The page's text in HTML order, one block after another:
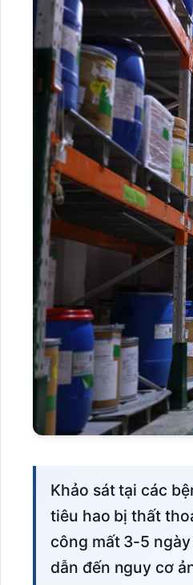
Khảo sát tại các bệnh viện tuyến tỉnh cho thấy, trung bình mỗi tháng có 8-12% vật tư
tiêu hao bị thất
công mất 3-5
dẫn đến nguy cơ